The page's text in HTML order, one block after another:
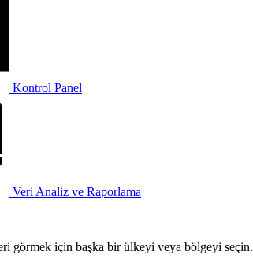
Kontrol Panel
Veri Analiz ve Raporlama
görmek için başka bir ülkeyi veya bölgeyi seçin.